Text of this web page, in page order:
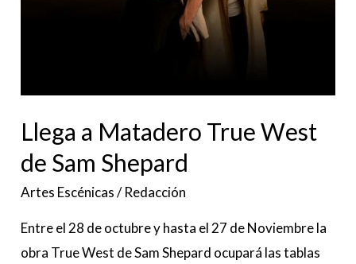
Llega a Matadero True West
de Sam Shepard
Artes Escénicas/Redacción
Entre el 28 de octubre y hasta el 27 de Noviembre la
obra True West de Sam Shepard ocupará las tablas